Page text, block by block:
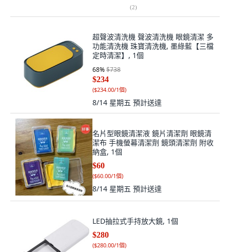
(2)
超聲波清洗機 聲波清洗機 眼鏡清潔 多
功能清洗機 珠寶清洗機, 墨綠藍【三檔
定時清潔】, 1個
68%$738
$234
($234.00/1個)
8/14 星期五 預計送達
名片型眼鏡清潔液 鏡片清潔劑 眼鏡清
潔布 手機螢幕清潔劑 鏡頭清潔劑 附收
納盒, 1個
$60
($60.00/1個)
8/14 星期五 預計送達
LED抽拉式手持放大鏡, 1個
$280
($280.00/1個)